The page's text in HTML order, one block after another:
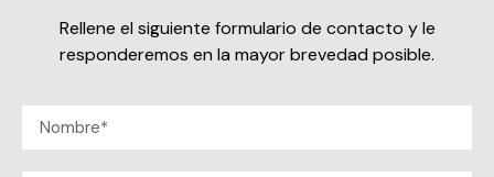
Rellene el siguiente formulario de contacto y le
responderemos en la mayor brevedad posible.